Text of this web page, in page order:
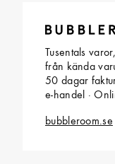
Tusentals
från kända
50 dagar
e-handel ·
bubbleroom.se